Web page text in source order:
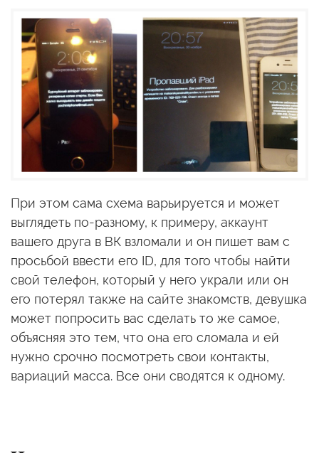
При этом сама схема варьируется и может
выглядеть по-разному, к примеру, аккаунт
вашего друга в ВК взломали и он пишет вам с
просьбой ввести его ID, для того чтобы найти
свой телефон, который у него украли или он
его потерял также на сайте знакомств, девушка
может попросить вас сделать то же самое,
объясняя это тем, что она его сломала и ей
нужно срочно посмотреть свои контакты,
вариаций масса. Все они сводятся к одному.